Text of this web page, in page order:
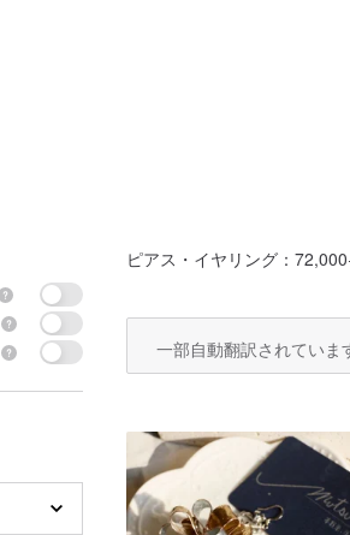
ピアス・イヤリング ：
一部自動翻訳されていま